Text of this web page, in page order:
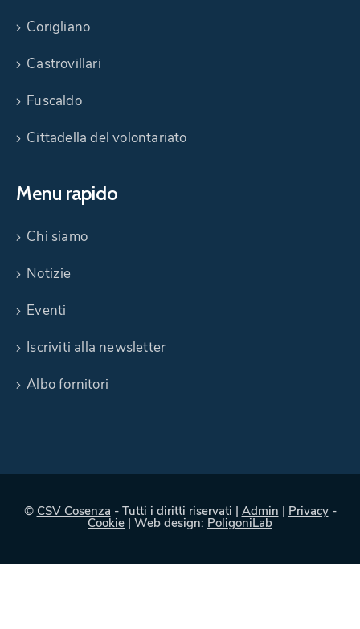
Corigliano
Castrovillari
Fuscaldo
Cittadella del volontariato
Menu rapido
Chi siamo
Notizie
Eventi
Iscriviti alla newsletter
Albo fornitori
© CSV Cosenza - Tutti i diritti riservati | Admin | Privacy-
Cookie | Web design: PoligoniLab